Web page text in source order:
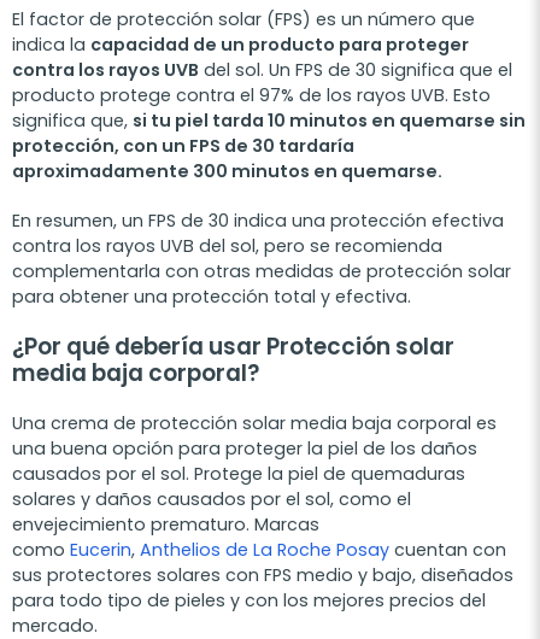
El factor de protección solar (FPS) es un número que
indica la capacidad de un producto para proteger
contra los rayos UVB del sol. Un FPS de 30 significa que el
producto protege contra el 97% de los rayos UVB. Esto
significa que, si tu piel tarda 10 minutos en quemarse sin
protección, con un FPS de 30 tardaría
aproximadamente 300 minutos en quemarse.
En resumen, un FPS de 30 indica una protección efectiva
contra los rayos UVB del sol, pero se recomienda
complementarla con otras medidas de protección solar
para obtener una protección total y efectiva.
¿Por qué debería usar Protección solar
media baja corporal?
Una crema de protección solar media baja corporal es
una buena opción para proteger la piel de los daños
causados por el sol. Protege la piel de quemaduras
solares y daños causados por el sol, como el
envejecimiento prematuro. Marcas
como Eucerin, Anthelios de La Roche Posay cuentan con
sus protectores solares con FPS medio y bajo, diseñados
para todo tipo de pieles y con los mejores precios del
mercado.